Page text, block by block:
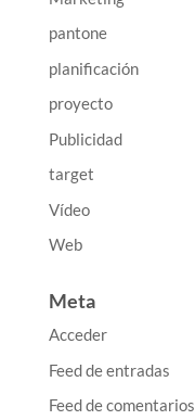
pantone
planificación
proyecto
Publicidad
target
Vídeo
Web
Meta
Acceder
Feed de entradas
Feed de comentarios